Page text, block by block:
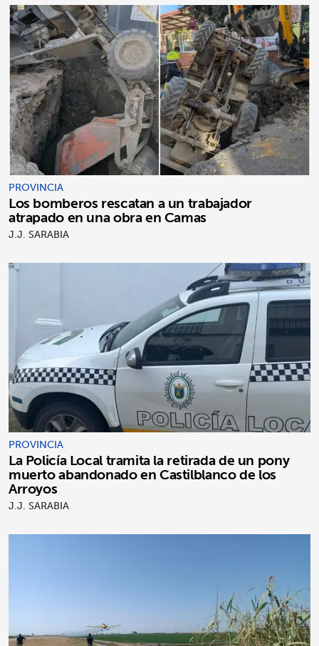
PROVINCIA
Los bomberos rescatan a un trabajador
atrapado en una obra en Camas
J.J. SARABIA
PROVINCIA
La Policía Local tramita la retirada de un pony
muerto abandonado en Castilblanco de los
Arroyos
J.J. SARABIA